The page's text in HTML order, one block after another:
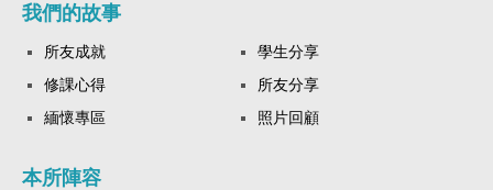
我們的故事
所友成就
學生分享
修課心得
所友分享
緬懷專區
照片回顧
本所陣容